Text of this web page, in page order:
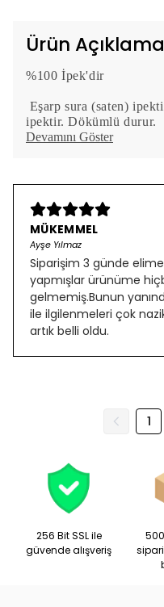
Ürün
%100 İpek'dir
Eşarp sura (saten)
ipektir. Dökümlü durur.
Devamını Göster
MÜKEMMEL
Ayşe Yılmaz
Siparişim 3 günde
yapmışlar ürünüme
gelmemiş.Bunun
ile ilgilenmeleri çok
artık belli oldu.
1
256 Bit SSL ile
güvende alışveriş